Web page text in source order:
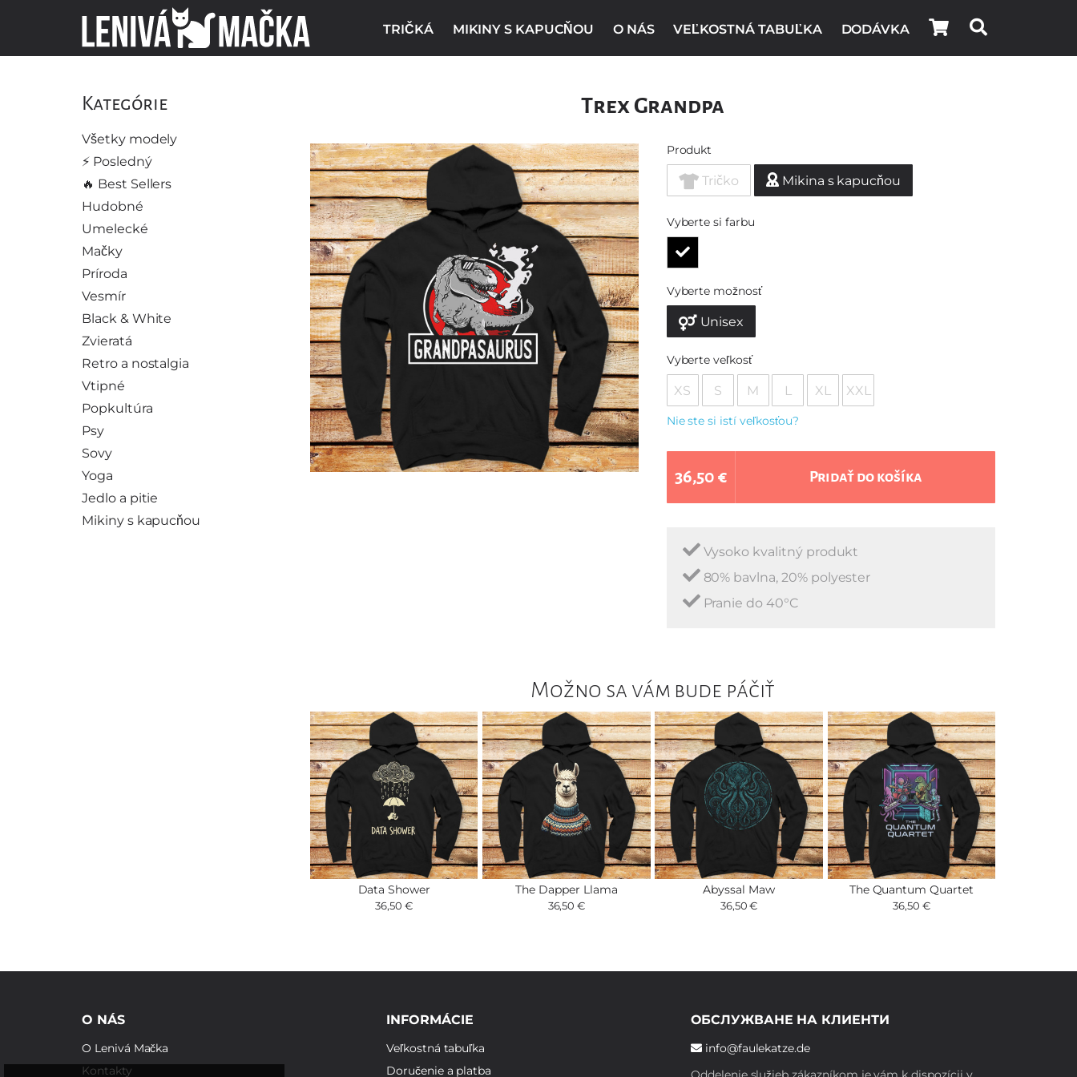
TRIČKÁ MIKINY S KAPUCŇOU O NÁS VEĽKOSTNÁ TABUĽKA DODÁVKA
Kategórie
Všetky modely
⚡️ Posledný
🔥 Best Sellers
Hudobné
Umelecké
Mačky
Príroda
Vesmír
Black & White
Zvieratá
Retro a nostalgia
Vtipné
Popkultúra
Psy
Sovy
Yoga
Jedlo a pitie
Mikiny s kapucňou
Trex Grandpa
Produkt
Tričko Mikina s kapucňou
Vyberte si farbu
Vyberte možnosť
Unisex
Vyberte veľkosť
XS S M L XL XXL
Nie ste si istí veľkosťou?
36,50 € Pridať do košíka
Vysoko kvalitný produkt
80% bavlna, 20% polyester
Pranie do 40°C
Možno sa vám bude páčiť
Data Shower
36,50 €
The Dapper Llama
36,50 €
Abyssal Maw
36,50 €
The Quantum Quartet
36,50 €
O NÁS
O Lenivá Mačka
Kontakty
INFORMÁCIE
Veľkostná tabuľka
Doručenie a platba
ОБСЛУЖВАНЕ НА КЛИЕНТИ
info@faulekatze.de